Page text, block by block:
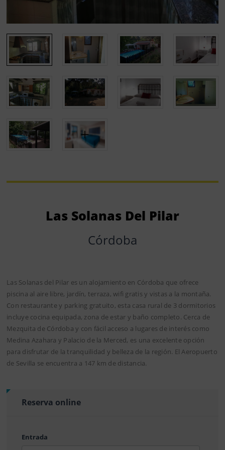
Las Solanas Del Pilar
Córdoba
Las Solanas del Pilar es un alojamiento en Córdoba que ofrece
piscina al aire libre, jardín, terraza, wifi gratis y vistas a la montaña.
Con restaurante y parking gratuito, esta casa rural de 3 dormitorios
incluye cocina equipada, zona de estar y baño completo. Cerca de
Mezquita de Córdoba y con fácil acceso a lugares de interés como
Medina Azahara y Palacio de la Merced, es una excelente opción
para disfrutar de la tranquilidad y belleza de la región. El Aeropuerto
de Sevilla se encuentra a 147 km de distancia.
Reserva online
Entrada